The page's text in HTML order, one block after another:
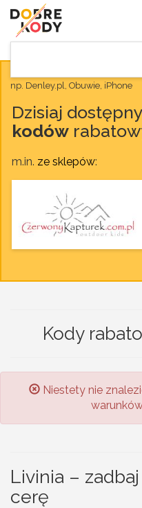
np. Denley.pl, Obuwie, iPhone
Dzisiaj
kodów
m.in. ze sklepów:
Kody
Niestety nie
Livinia –
cerę